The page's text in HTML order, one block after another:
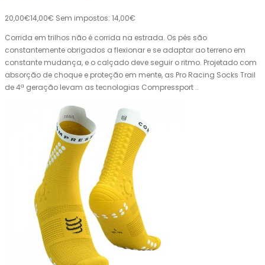
20,00€14,00€ Sem impostos: 14,00€
Corrida em trilhos não é corrida na estrada. Os pés são
constantemente obrigados a flexionar e se adaptar ao terreno em
constante mudança, e o calçado deve seguir o ritmo. Projetado com
absorção de choque e proteção em mente, as Pro Racing Socks Trail
de 4ª geração levam as tecnologias Compressport ..